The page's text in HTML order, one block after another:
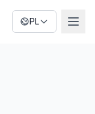
PL